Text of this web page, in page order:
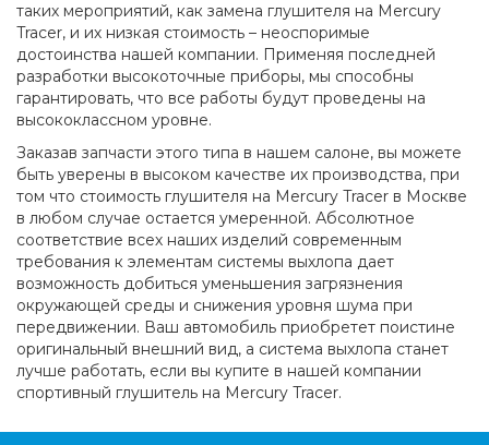
таких мероприятий, как замена глушителя на Mercury
Tracer, и их низкая стоимость – неоспоримые
достоинства нашей компании. Применяя последней
разработки высокоточные приборы, мы способны
гарантировать, что все работы будут проведены на
высококлассном уровне.
Заказав запчасти этого типа в нашем салоне, вы можете
быть уверены в высоком качестве их производства, при
том что стоимость глушителя на Mercury Tracer в Москве
в любом случае остается умеренной. Абсолютное
соответствие всех наших изделий современным
требования к элементам системы выхлопа дает
возможность добиться уменьшения загрязнения
окружающей среды и снижения уровня шума при
передвижении. Ваш автомобиль приобретет поистине
оригинальный внешний вид, а система выхлопа станет
лучше работать, если вы купите в нашей компании
спортивный глушитель на Mercury Tracer.